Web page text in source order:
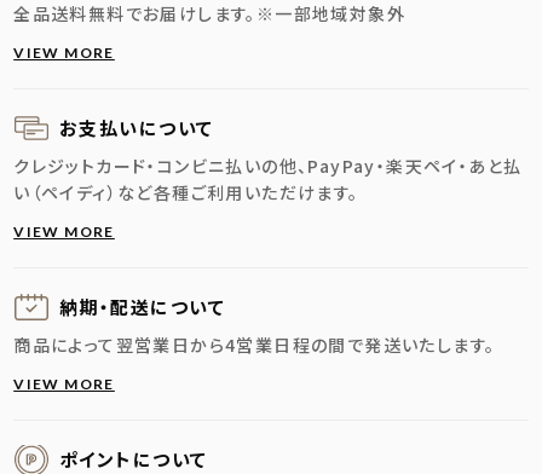
全品送料無料でお届けします。 ※一部地域対象外
VIEW MORE
お支払いについて
クレジットカード・コンビニ払いの他、PayPay・楽天ペイ・あと払
い（ペイディ）など各種ご利用いただけます。
VIEW MORE
納期・配送に ついて
商品によって翌営業日から4営業日程の間で発送いたします。
VIEW MORE
ポイントについて